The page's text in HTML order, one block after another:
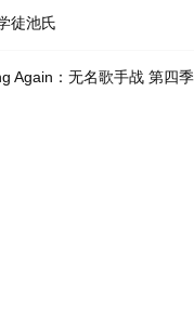
下战场极限环境下，只靠说
徒池氏
Again：无名歌手战 第四季